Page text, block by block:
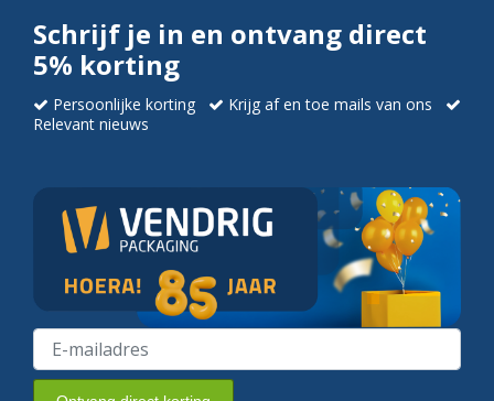
Schrijf je in en ontvang direct
5% korting
Persoonlijke korting
Krijg af en toe mails van ons
Relevant nieuws